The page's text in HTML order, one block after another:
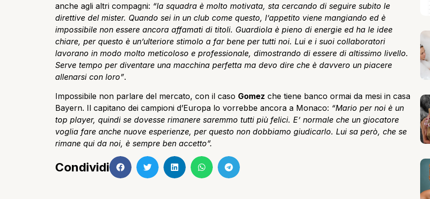
anche agli altri compagni: “la squadra è molto motivata, sta cercando di seguire subito le
direttive del mister. Quando sei in un club come questo, l’appetito viene mangiando ed è
impossibile non essere ancora affamati di titoli. Guardiola è pieno di energie ed ha le idee
chiare, per questo è un’ulteriore stimolo a far bene per tutti noi. Lui e i suoi collaboratori
lavorano in modo molto meticoloso e professionale, dimostrando di essere di altissimo livello.
Serve tempo per diventare una macchina perfetta ma devo dire che è davvero un piacere
allenarsi con loro”.
Impossibile non parlare del mercato, con il caso Gomez che tiene banco ormai da mesi in casa
Bayern. Il capitano dei campioni d’Europa lo vorrebbe ancora a Monaco: “Mario per noi è un
top player, quindi se dovesse rimanere saremmo tutti più felici. E’ normale che un giocatore
voglia fare anche nuove esperienze, per questo non dobbiamo giudicarlo. Lui sa però, che se
rimane qui da noi, è sempre ben accetto”.
Condividi